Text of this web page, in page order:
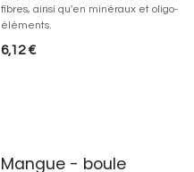
fibres, ainsi qu'en minéraux et oligo-
éléments.
6,12€
Mangue - boule